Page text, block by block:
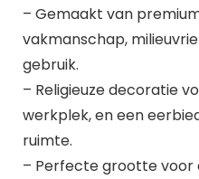
– Gemaakt van
vakmanschap,
gebruik.
– Religieuze decoratie
werkplek, en een
ruimte.
– Perfecte grootte voor